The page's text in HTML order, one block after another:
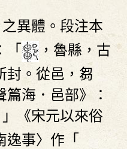
異體。段注本
「
，魯縣，古
封。從邑，芻
海．邑部》：
」《宋元以來俗
逸事〉作「